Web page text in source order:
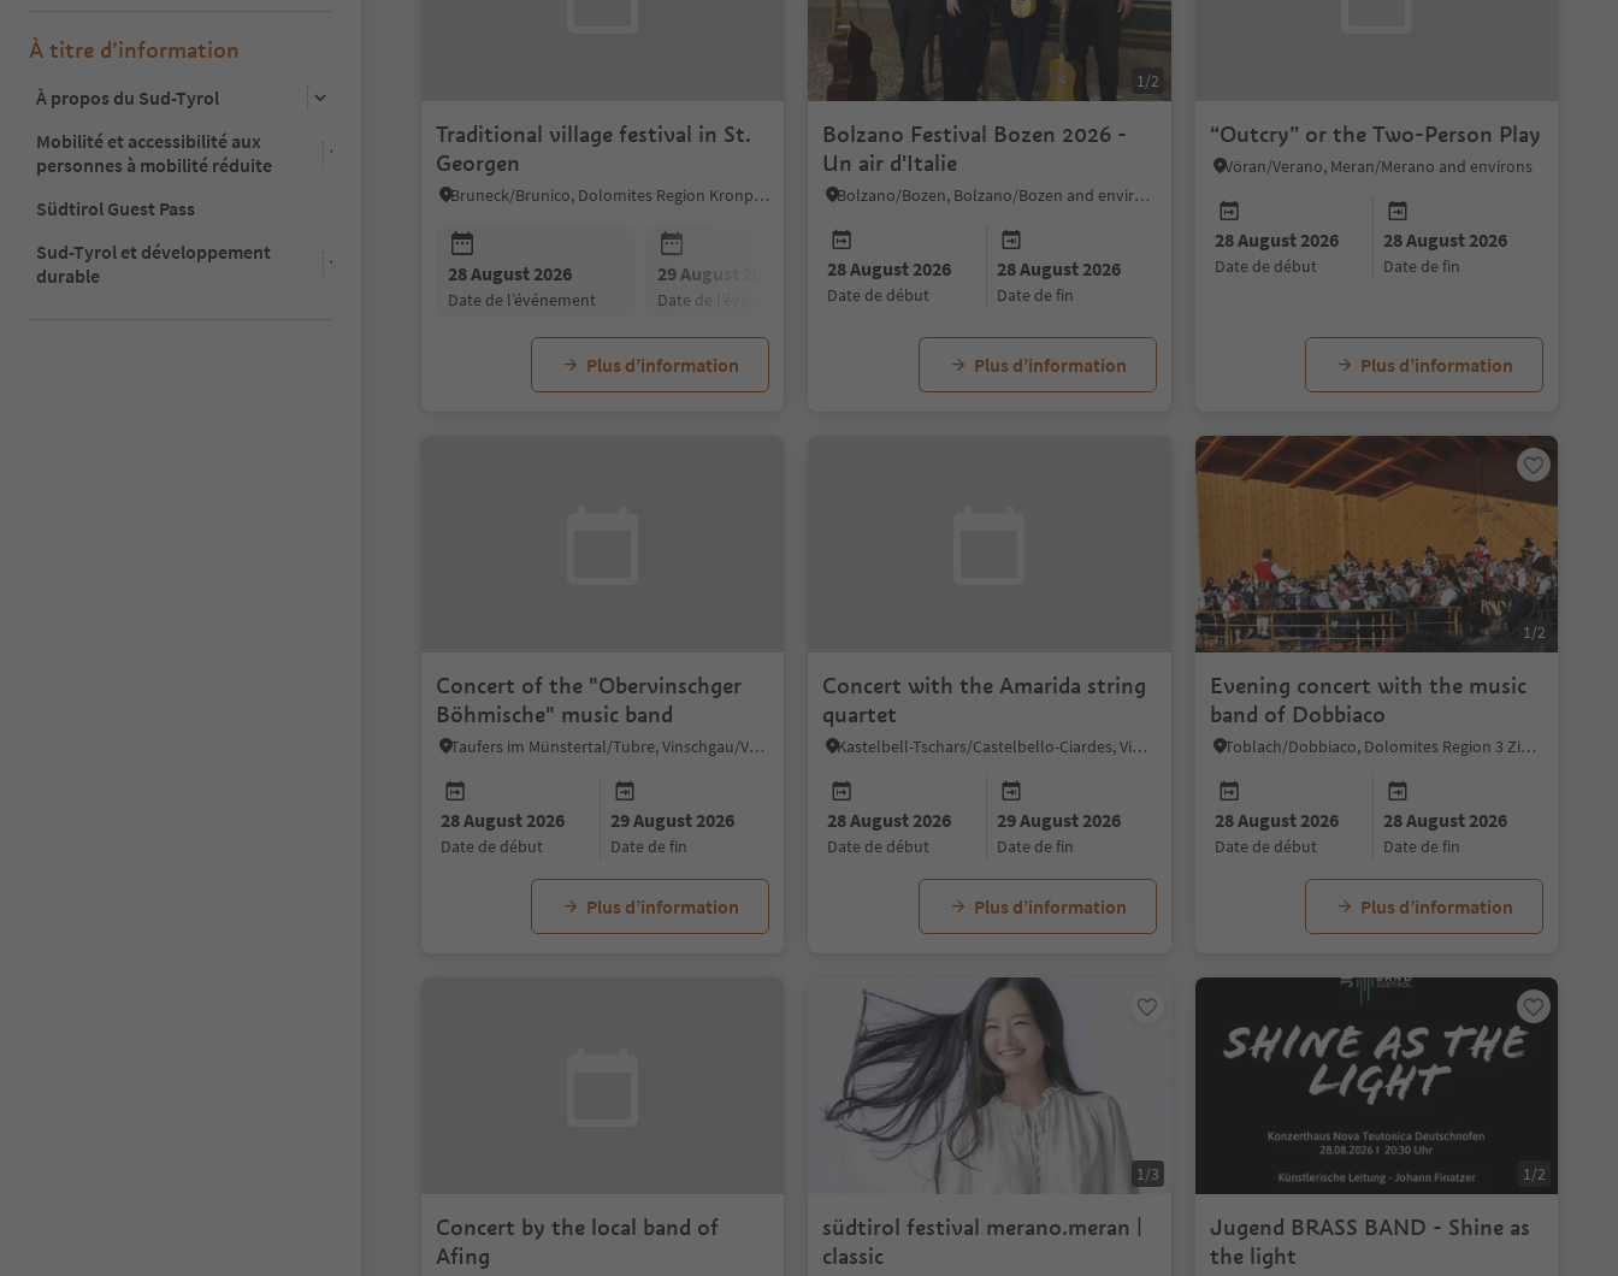
À titre d’information
À propos du Sud-Tyrol
Mobilité et accessibilité aux
personnes à mobilité réduite
Südtirol Guest Pass
Sud-Tyrol et développement
durable
Traditional village festival in St.
Georgen
Bruneck/Brunico, Dolomites Region Kronplatz/Plan de Corones
28 August 2026
date de l’événement
29 August 2026
date de l’événement
30 August 2026
date de l’événement
Plus d’information
1/2
Bolzano Festival Bozen 2026 -
Un air d'Italie
Bolzano/Bozen, Bolzano/Bozen and environs
28 August 2026
date de début
28 August 2026
date de fin
Plus d’information
“Outcry” or the Two-Person Play
Vöran/Verano, Meran/Merano and environs
28 August 2026
date de début
28 August 2026
date de fin
Plus d’information
Concert of the "Obervinschger
Böhmische" music band
Taufers im Münstertal/Tubre, Vinschgau/Val Venosta
28 August 2026
date de début
29 August 2026
date de fin
Plus d’information
Concert with the Amarida string
quartet
Kastelbell-Tschars/Castelbello-Ciardes, Vinschgau/Val Venosta
28 August 2026
date de début
29 August 2026
date de fin
Plus d’information
1/2
Evening concert with the music
band of Dobbiaco
Toblach/Dobbiaco, Dolomites Region 3 Zinnen
28 August 2026
date de début
28 August 2026
date de fin
Plus d’information
Concert by the local band of
Afing
1/3
südtirol festival merano.meran |
classic
1/2
Jugend BRASS BAND - Shine as
the light